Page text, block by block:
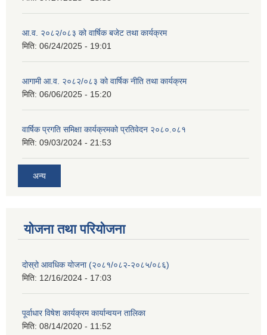
आ.व. २०८२/०८३ को वार्षिक बजेट तथा कार्यक्रम
मिति: 06/24/2025 - 19:01
आगामी आ.व. २०८२/०८३ को वार्षिक नीति तथा कार्यक्रम
मिति: 06/06/2025 - 15:20
वार्षिक प्रगति समिक्षा कार्यक्रमको प्रतिवेदन २०८०.०८१
मिति: 09/03/2024 - 21:53
अन्य
योजना तथा परियोजना
दोस्रो आवधिक योजना (२०८१/०८२-२०८५/०८६)
मिति: 12/16/2024 - 17:03
पूर्वाधार विषेश कार्यक्रम कार्यान्वयन तालिका
मिति: 08/14/2020 - 11:52